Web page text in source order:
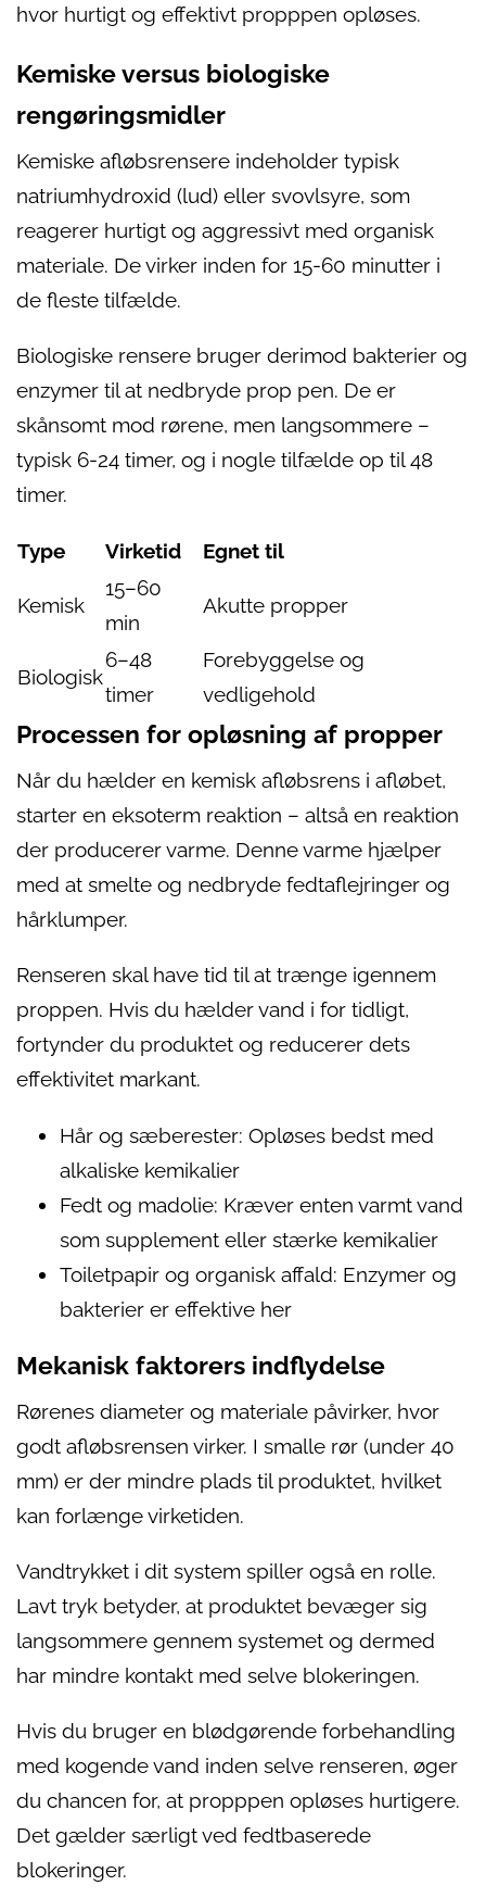
hvor hurtigt og effektivt propppen opløses.
Kemiske versus biologiske
rengøringsmidler
Kemiske afløbsrensere indeholder typisk
natriumhydroxid (lud) eller svovlsyre, som
reagerer hurtigt og aggressivt med organisk
materiale. De virker inden for 15-60 minutter i
de fleste tilfælde.
Biologiske rensere bruger derimod bakterier og
enzymer til at nedbryde prop pen. De er
skånsomt mod rørene, men langsommere –
typisk 6-24 timer, og i nogle tilfælde op til 48
timer.
Type Virketid Egnet til
Kemisk
15–60
min
Akutte propper
Biologisk
6–48
timer
Forebyggelse og
vedligehold
Processen for opløsning af propper
Når du hælder en kemisk afløbsrens i afløbet,
starter en eksoterm reaktion – altså en reaktion
der producerer varme. Denne varme hjælper
med at smelte og nedbryde fedtaflejringer og
hårklumper.
Renseren skal have tid til at trænge igennem
proppen. Hvis du hælder vand i for tidligt,
fortynder du produktet og reducerer dets
effektivitet markant.
Hår og sæberester: Opløses bedst med
alkaliske kemikalier
Fedt og madolie: Kræver enten varmt vand
som supplement eller stærke kemikalier
Toiletpapir og organisk affald: Enzymer og
bakterier er effektive her
Mekanisk faktorers indflydelse
Rørenes diameter og materiale påvirker, hvor
godt afløbsrensen virker. I smalle rør (under 40
mm) er der mindre plads til produktet, hvilket
kan forlænge virketiden.
Vandtrykket i dit system spiller også en rolle.
Lavt tryk betyder, at produktet bevæger sig
langsommere gennem systemet og dermed
har mindre kontakt med selve blokeringen.
Hvis du bruger en blødgørende forbehandling
med kogende vand inden selve renseren, øger
du chancen for, at propppen opløses hurtigere.
Det gælder særligt ved fedtbaserede
blokeringer.